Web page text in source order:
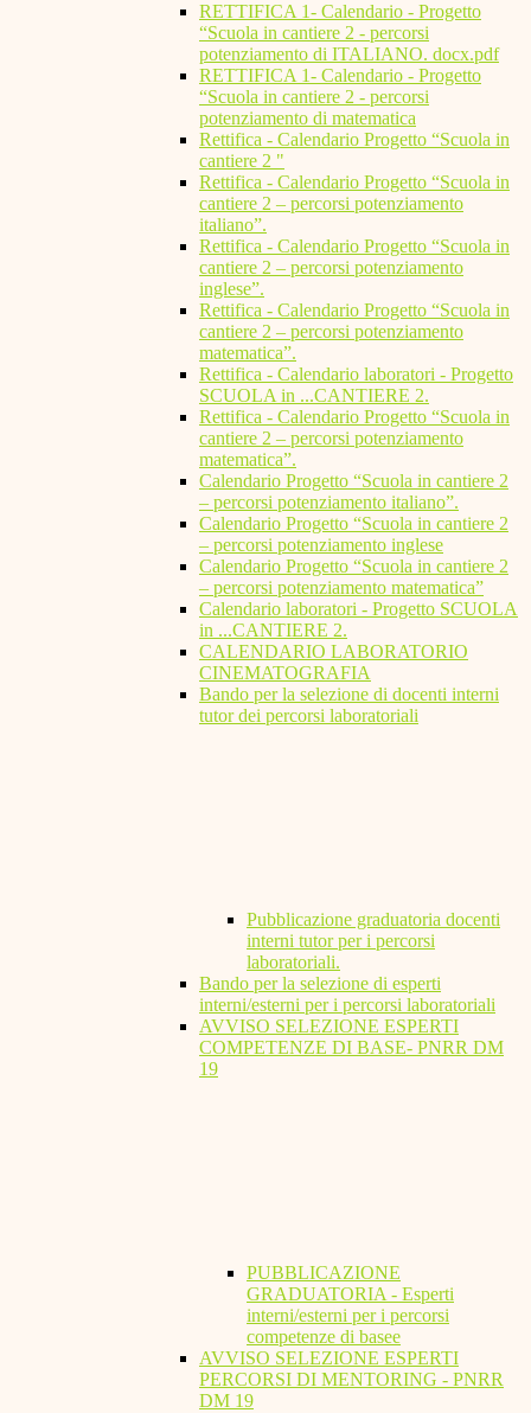
RETTIFICA 1- Calendario - Progetto
“Scuola in cantiere 2 - percorsi
potenziamento di ITALIANO. docx.pdf
RETTIFICA 1- Calendario - Progetto
“Scuola in cantiere 2 - percorsi
potenziamento di matematica
Rettifica - Calendario Progetto “Scuola in
cantiere 2 "
Rettifica - Calendario Progetto “Scuola in
cantiere 2 – percorsi potenziamento
italiano”.
Rettifica - Calendario Progetto “Scuola in
cantiere 2 – percorsi potenziamento
inglese”.
Rettifica - Calendario Progetto “Scuola in
cantiere 2 – percorsi potenziamento
matematica”.
Rettifica - Calendario laboratori - Progetto
SCUOLA in ...CANTIERE 2.
Rettifica - Calendario Progetto “Scuola in
cantiere 2 – percorsi potenziamento
matematica”.
Calendario Progetto “Scuola in cantiere 2
– percorsi potenziamento italiano”.
Calendario Progetto “Scuola in cantiere 2
– percorsi potenziamento inglese
Calendario Progetto “Scuola in cantiere 2
– percorsi potenziamento matematica”
Calendario laboratori - Progetto SCUOLA
in ...CANTIERE 2.
CALENDARIO LABORATORIO
CINEMATOGRAFIA
Bando per la selezione di docenti interni
tutor dei percorsi laboratoriali
Pubblicazione graduatoria docenti
interni tutor per i percorsi
laboratoriali.
Bando per la selezione di esperti
interni/esterni per i percorsi laboratoriali
AVVISO SELEZIONE ESPERTI
COMPETENZE DI BASE- PNRR DM
19
PUBBLICAZIONE
GRADUATORIA - Esperti
interni/esterni per i percorsi
competenze di basee
AVVISO SELEZIONE ESPERTI
PERCORSI DI MENTORING - PNRR
DM 19